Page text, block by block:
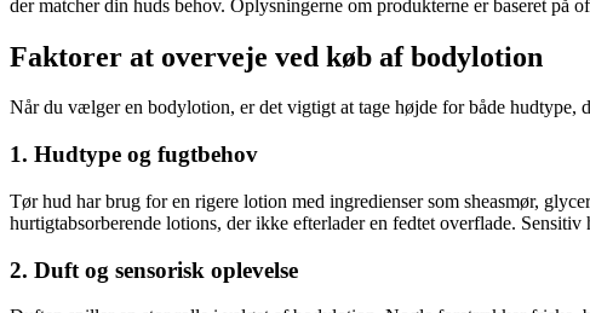
der matcher din huds behov. Oplysningerne om produkterne er baseret
Faktorer at overveje ved køb af bodylotion
Når du vælger en bodylotion, er det vigtigt at tage højde for både hudtype,
1. Hudtype og fugtbehov
Tør hud har brug for en rigere lotion med ingredienser som sheasmør,
hurtigtabsorberende lotions, der ikke efterlader en fedtet overflade.
2. Duft og sensorisk oplevelse